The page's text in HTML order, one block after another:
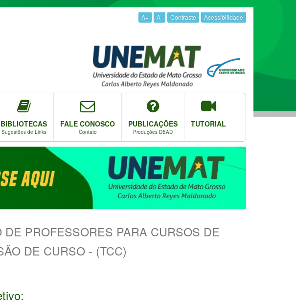
A+ A- Contraste Acessibilidade
BIBLIOTECAS
Sugestões de Links
FALE CONOSCO
Contato
PUBLICAÇÕES
Produções DEAD
TUTORIAL
PROFESSORES PARA CURSOS DE
DE CURSO - (TCC)